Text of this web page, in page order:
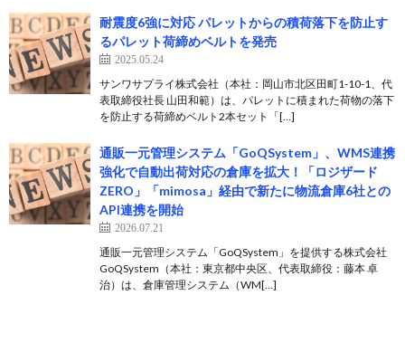
耐震度6強に対応 パレットからの積荷落下を防止す
るパレット荷締めベルトを発売
2025.05.24
サンワサプライ株式会社（本社：岡山市北区田町1-10-1、代
表取締役社長 山田和範）は、パレットに積まれた荷物の落下
を防止する荷締めベルト2本セット「[…]
通販一元管理システム「GoQSystem」、WMS連携
強化で自動出荷対応の倉庫を拡大！「ロジザード
ZERO」「mimosa」経由で新たに物流倉庫6社との
API連携を開始
2026.07.21
通販一元管理システム「GoQSystem」を提供する株式会社
GoQSystem（本社：東京都中央区、代表取締役：藤本 卓
治）は、倉庫管理システム（WM[…]